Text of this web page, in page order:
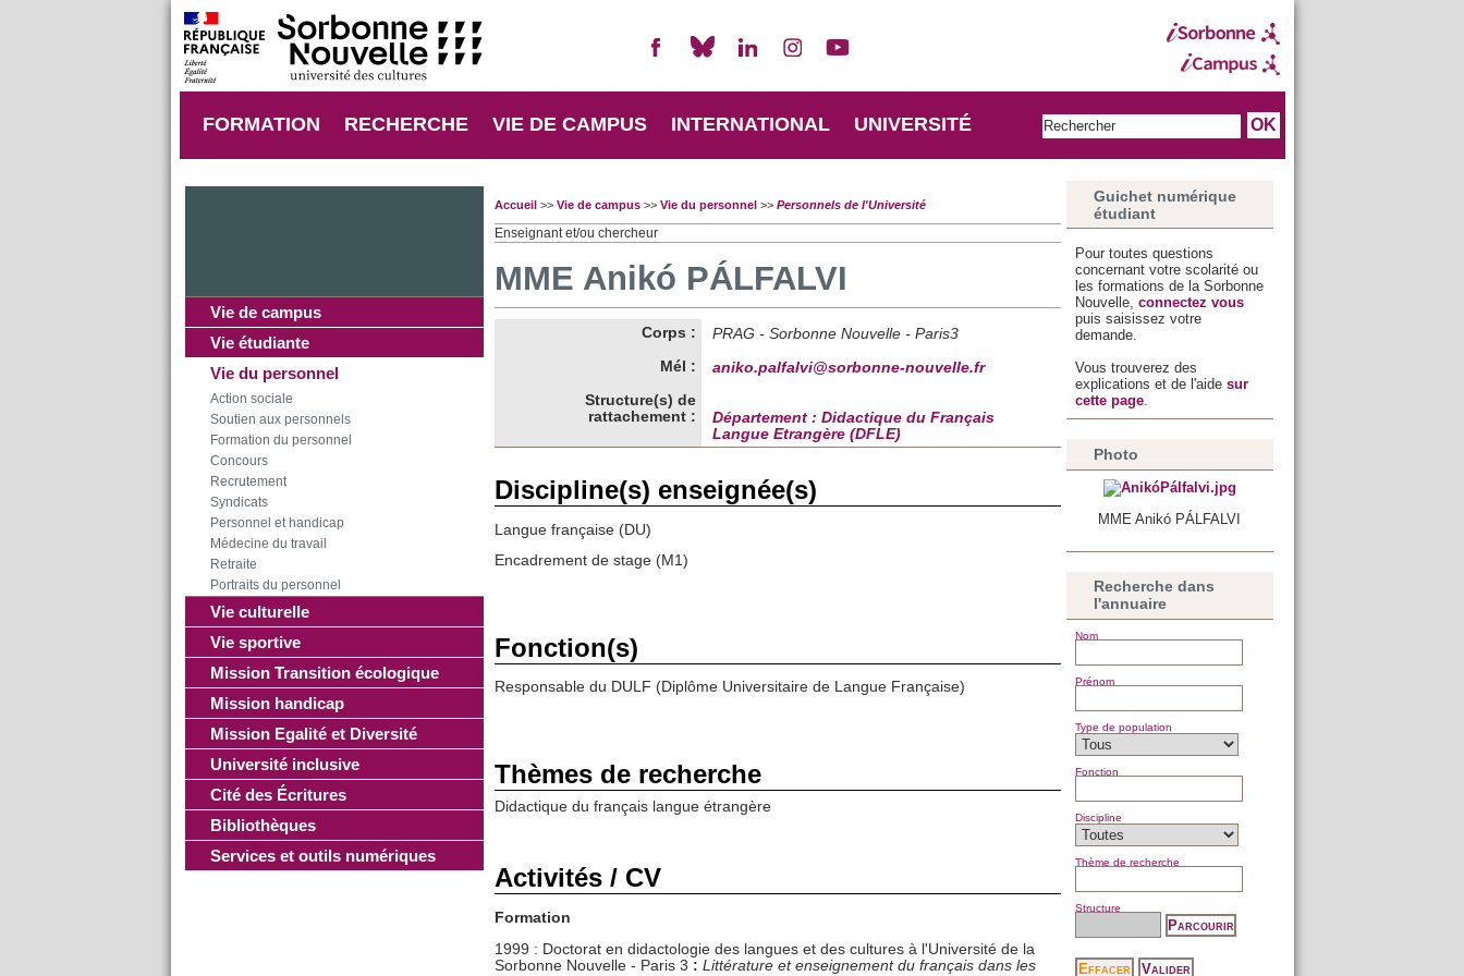
FORMATION RECHERCHE VIE DE CAMPUS INTERNATIONAL UNIVERSITÉ
Vie de campus
Vie étudiante
Vie du personnel
Action sociale
Soutien aux personnels
Formation du personnel
Concours
Recrutement
Syndicats
Personnel et handicap
Médecine du travail
Retraite
Portraits du personnel
Vie culturelle
Vie sportive
Mission Transition écologique
Mission handicap
Mission Egalité et Diversité
Université inclusive
Cité des Écritures
Bibliothèques
Services et outils numériques
Accueil>> Vie de campus>> Vie du personnel>> Personnels de l'Université
Enseignant et/ou chercheur
MME Anikó PÁLFALVI
Corps :
PRAG - Sorbonne Nouvelle - Paris3
Mél :
aniko.palfalvi@sorbonne-nouvelle.fr
Structure(s) de
rattachement :
Département : Didactique du Français
Langue Etrangère (DFLE)
Discipline(s) enseignée(s)
Langue française (DU)
Encadrement de stage (M1)
Fonction(s)
Responsable du DULF (Diplôme Universitaire de Langue Française)
Thèmes de recherche
Didactique du français langue étrangère
Activités / CV
Formation
1999 : Doctorat en didactologie des langues et des cultures à l'Université de la
Sorbonne Nouvelle - Paris 3 : Littérature et enseignement du français dans les
Guichet numérique
étudiant
Pour toutes questions
concernant votre scolarité ou
les formations de la Sorbonne
Nouvelle, connectez vous
puis saisissez votre
demande.
Vous trouverez des
explications et de l'aide sur
cette page.
Photo
MME Anikó PÁLFALVI
Recherche dans
l'annuaire
Nom
Prénom
Type de population
Fonction
Discipline
Thème de recherche
Structure